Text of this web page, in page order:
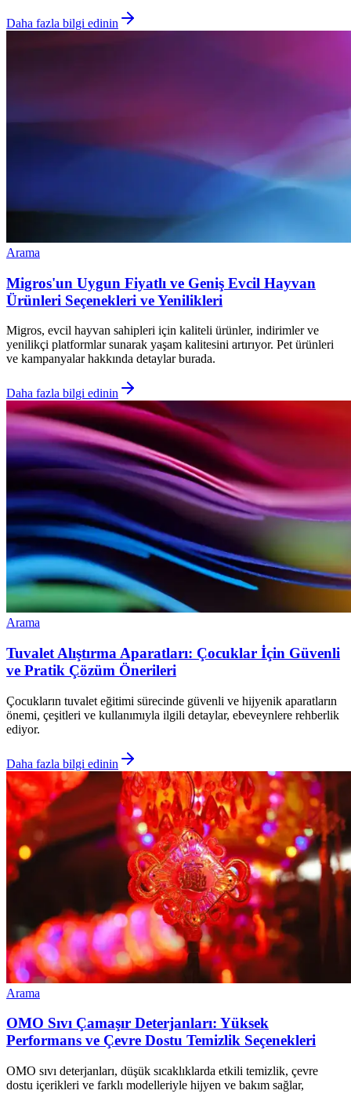
Daha fazla bilgi edinin
Arama
Migros'un Uygun Fiyatlı ve Geniş Evcil Hayvan
Ürünleri Seçenekleri ve Yenilikleri
Migros, evcil hayvan sahipleri için kaliteli ürünler, indirimler ve
yenilikçi platformlar sunarak yaşam kalitesini artırıyor. Pet ürünleri
ve kampanyalar hakkında detaylar burada.
Daha fazla bilgi edinin
Arama
Tuvalet Alıştırma Aparatları: Çocuklar İçin Güvenli
ve Pratik Çözüm Önerileri
Çocukların tuvalet eğitimi sürecinde güvenli ve hijyenik aparatların
önemi, çeşitleri ve kullanımıyla ilgili detaylar, ebeveynlere rehberlik
ediyor.
Daha fazla bilgi edinin
Arama
OMO Sıvı Çamaşır Deterjanları: Yüksek
Performans ve Çevre Dostu Temizlik Seçenekleri
OMO sıvı deterjanları, düşük sıcaklıklarda etkili temizlik, çevre
dostu içerikleri ve farklı modelleriyle hijyen ve bakım sağlar,